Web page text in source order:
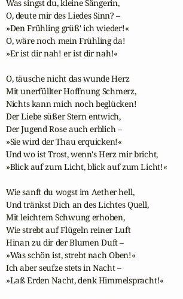
Was singst du, kleine Sängerin,
O, deute mir des Liedes Sinn? –
»Den Frühling grüß' ich wieder!«
O, wäre noch mein Frühling da!
»Er ist dir nah! er ist dir nah!«
O, täusche nicht das wunde Herz
Mit unerfüllter Hoffnung Schmerz,
Nichts kann mich noch beglücken!
Der Liebe süßer Stern entwich,
Der Jugend Rose auch erblich –
»Sie wird der Thau erquicken!«
Und wo ist Trost, wenn's Herz mir bricht,
»Blick auf zum Licht, blick auf zum Licht!«
Wie sanft du wogst im Aether hell,
Und tränkst Dich an des Lichtes Quell,
Mit leichtem Schwung erhoben,
Wie strebt auf Flügeln reiner Luft
Hinan zu dir der Blumen Duft –
»Was schön ist, strebt nach Oben!«
Ich aber seufze stets in Nacht –
»Laß Erden Nacht, denk Himmelspracht!«